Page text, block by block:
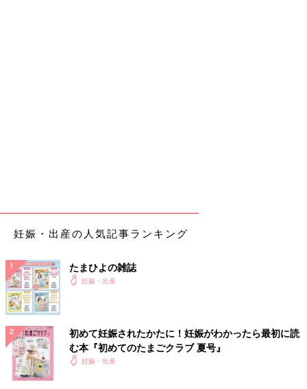
妊娠・出産の人気記事ランキング
たまひよの雑誌
妊娠・出産
初めて妊娠されたかたに！妊娠がわかったら最初に読
む本『初めてのたまごクラブ 夏号』
妊娠・出産